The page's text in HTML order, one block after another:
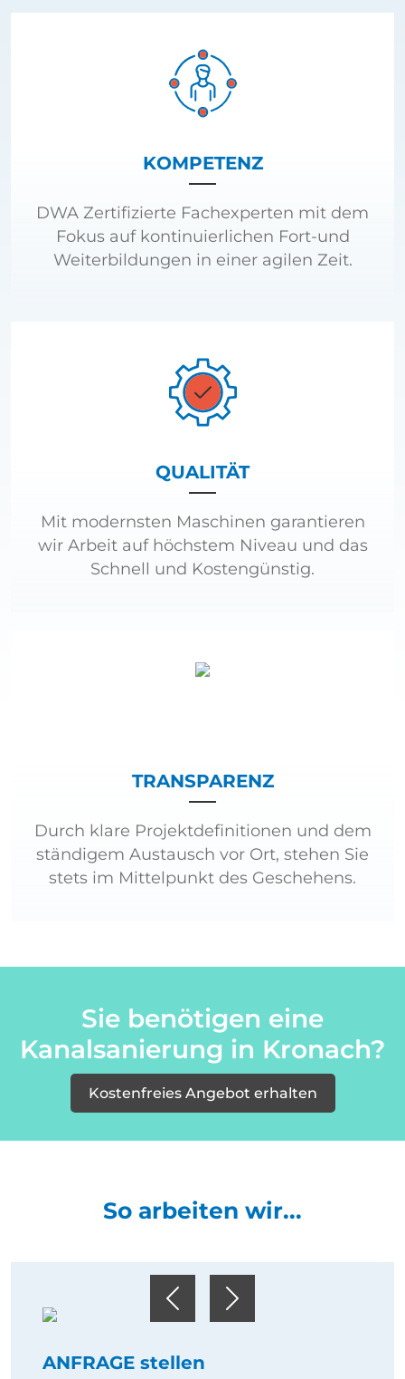
PreviousNext
KOMPETENZ
DWA Zertifizierte Fachexperten mit dem
Fokus auf kontinuierlichen Fort-und
Weiterbildungen in einer agilen Zeit.
QUALITÄT
Mit modernsten Maschinen garantieren
wir Arbeit auf höchstem Niveau und das
Schnell und Kostengünstig.
TRANSPARENZ
Durch klare Projektdefinitionen und dem
ständigem Austausch vor Ort, stehen Sie
stets im Mittelpunkt des Geschehens.
Sie benötigen eine
Kanalsanierung in Kronach?
Kostenfreies Angebot erhalten
So arbeiten wir...
ANFRAGE stellen